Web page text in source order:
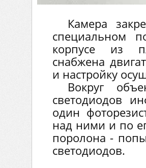
Камера
специальном
корпусе из
снабжена
и настройку
Вокруг
светодиодов
один
над ними и по
поролона -
светодиодов.